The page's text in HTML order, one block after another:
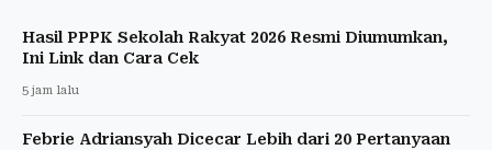
Hasil PPPK Sekolah Rakyat 2026 Resmi Diumumkan,
Ini Link dan Cara Cek
5 jam lalu
Febrie Adriansyah Dicecar Lebih dari 20 Pertanyaan